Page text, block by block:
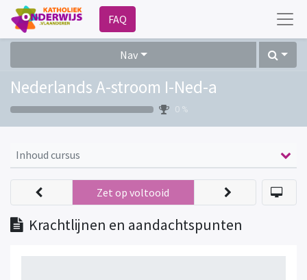
FAQ
Nav
Nederlands A-stroom I-Ned-a
0 %
Inhoud cursus
Krachtlijnen en aandachtspunten
Zet op voltooid